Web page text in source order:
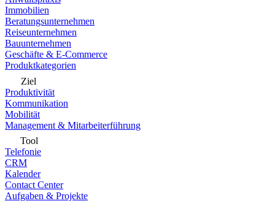
Immobilien
Beratungsunternehmen
Reiseunternehmen
Bauunternehmen
Geschäfte & E-Commerce
Produktkategorien
Ziel
Produktivität
Kommunikation
Mobilität
Management & Mitarbeiterführung
Tool
Telefonie
CRM
Kalender
Contact Center
Aufgaben & Projekte